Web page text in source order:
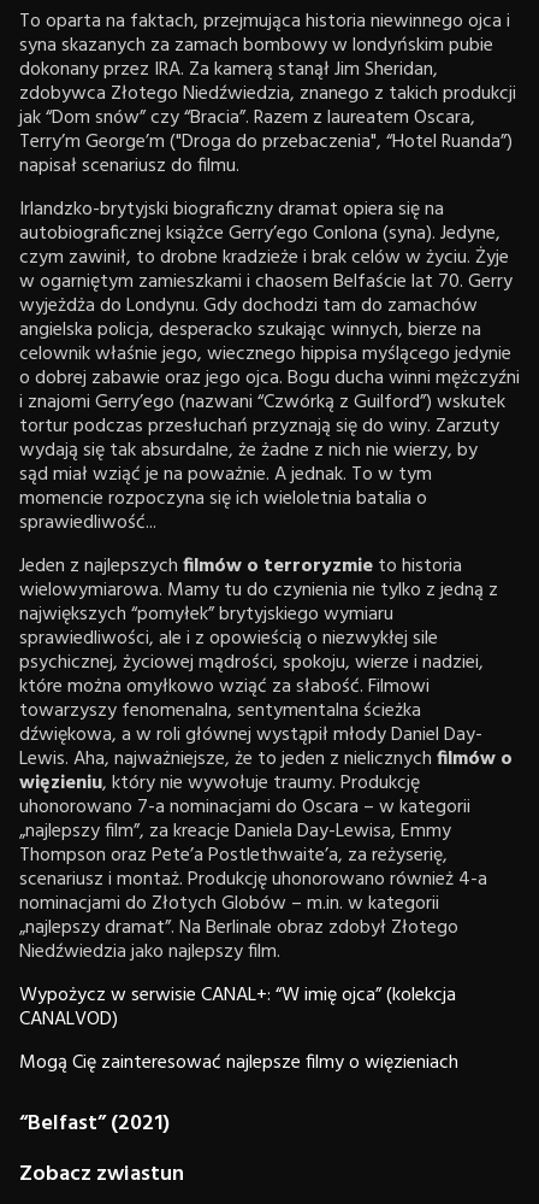
To oparta na faktach, przejmująca historia niewinnego ojca i
syna skazanych za zamach bombowy w londyńskim pubie
dokonany przez IRA. Za kamerą stanął Jim Sheridan,
zdobywca Złotego Niedźwiedzia, znanego z takich produkcji
jak “Dom snów” czy “Bracia”. Razem z laureatem Oscara,
Terry’m George’m ("Droga do przebaczenia", “Hotel Ruanda”)
napisał scenariusz do filmu.
Irlandzko-brytyjski biograficzny dramat opiera się na
autobiograficznej książce Gerry’ego Conlona (syna). Jedyne,
czym zawinił, to drobne kradzieże i brak celów w życiu. Żyje
w ogarniętym zamieszkami i chaosem Belfaście lat 70. Gerry
wyjeżdża do Londynu. Gdy dochodzi tam do zamachów
angielska policja, desperacko szukając winnych, bierze na
celownik właśnie jego, wiecznego hippisa myślącego jedynie
o dobrej zabawie oraz jego ojca. Bogu ducha winni mężczyźni
i znajomi Gerry’ego (nazwani “Czwórką z Guilford”) wskutek
tortur podczas przesłuchań przyznają się do winy. Zarzuty
wydają się tak absurdalne, że żadne z nich nie wierzy, by
sąd miał wziąć je na poważnie. A jednak. To w tym
momencie rozpoczyna się ich wieloletnia batalia o
sprawiedliwość...
Jeden z najlepszychfilmów o terroryzmieto historia
wielowymiarowa. Mamy tu do czynienia nie tylko z jedną z
największych “pomyłek” brytyjskiego wymiaru
sprawiedliwości, ale i z opowieścią o niezwykłej sile
psychicznej, życiowej mądrości, spokoju, wierze i nadziei,
które można omyłkowo wziąć za słabość. Filmowi
towarzyszy fenomenalna, sentymentalna ścieżka
dźwiękowa, a w roli głównej wystąpił młody Daniel Day-
Lewis. Aha, najważniejsze, że to jeden z nielicznychfilmów o
więzieniu, który nie wywołuje traumy. Produkcję
uhonorowano 7-a nominacjami do Oscara – w kategorii
„najlepszy film”, za kreacje Daniela Day-Lewisa, Emmy
Thompson oraz Pete’a Postlethwaite’a, za reżyserię,
scenariusz i montaż. Produkcję uhonorowano również 4-a
nominacjami do Złotych Globów – m.in. w kategorii
„najlepszy dramat”. Na Berlinale obraz zdobył Złotego
Niedźwiedzia jako najlepszy film.
Wypożycz w serwisie CANAL+: “W imię ojca” (kolekcja
CANALVOD)
Mogą Cię zainteresować najlepsze filmy o więzieniach
“Belfast” (2021)
Zobacz zwiastun